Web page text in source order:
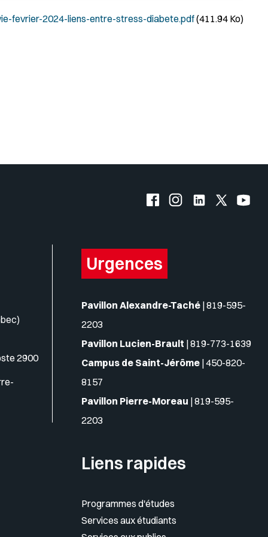
fevrier-2024-liens-entre-stress-diabete.pdf(411.94 Ko)
Facebook de l'UQO
Instagram de l'UQO
LinkedIn de
X
2900
Urgences
Pavillon Alexandre-Taché |819-595-
2203
Pavillon Lucien-Brault |819-773-1639
Campus de Saint-Jérôme |450-820-
8157
Pavillon Pierre-Moreau |819-595-
2203
Liens rapides
Programmes d'études
Services aux étudiants